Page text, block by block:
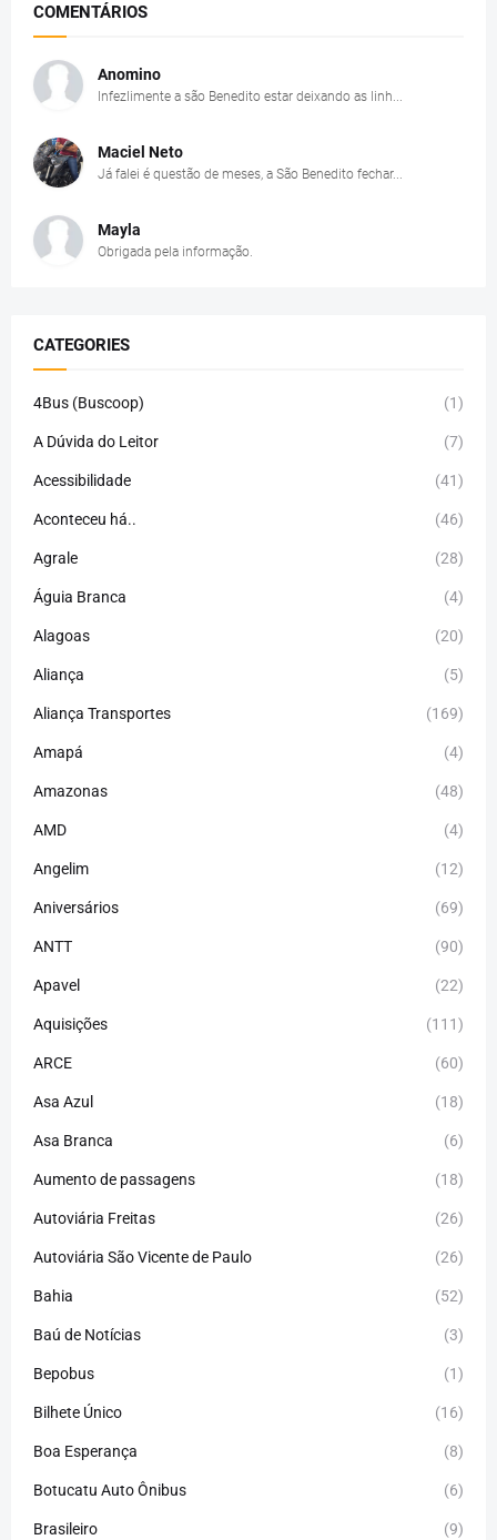
COMENTÁRIOS
Anomino
Infezlimente a são Benedito estar deixando as linh...
Maciel Neto
Já falei é questão de meses, a São Benedito fechar...
Mayla
Obrigada pela informação.
CATEGORIES
4Bus (Buscoop) (1)
A Dúvida do Leitor (7)
Acessibilidade (41)
Aconteceu há.. (46)
Agrale (28)
Águia Branca (4)
Alagoas (20)
Aliança (5)
Aliança Transportes (169)
Amapá (4)
Amazonas (48)
AMD (4)
Angelim (12)
Aniversários (69)
ANTT (90)
Apavel (22)
Aquisições (111)
ARCE (60)
Asa Azul (18)
Asa Branca (6)
Aumento de passagens (18)
Autoviária Freitas (26)
Autoviária São Vicente de Paulo (26)
Bahia (52)
Baú de Notícias (3)
Bepobus (1)
Bilhete Único (16)
Boa Esperança (8)
Botucatu Auto Ônibus (6)
Brasileiro (9)